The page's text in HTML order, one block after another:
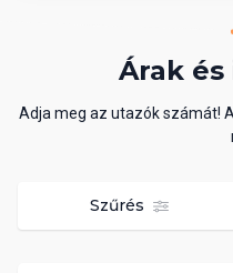
Árak
Adja meg az utazók számát!
Szűrés